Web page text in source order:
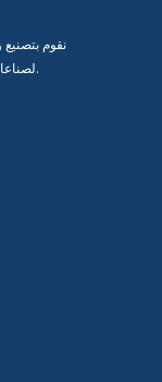
نقوم
لصناعات البناء والتجديد في جميع أنحاء العالم.